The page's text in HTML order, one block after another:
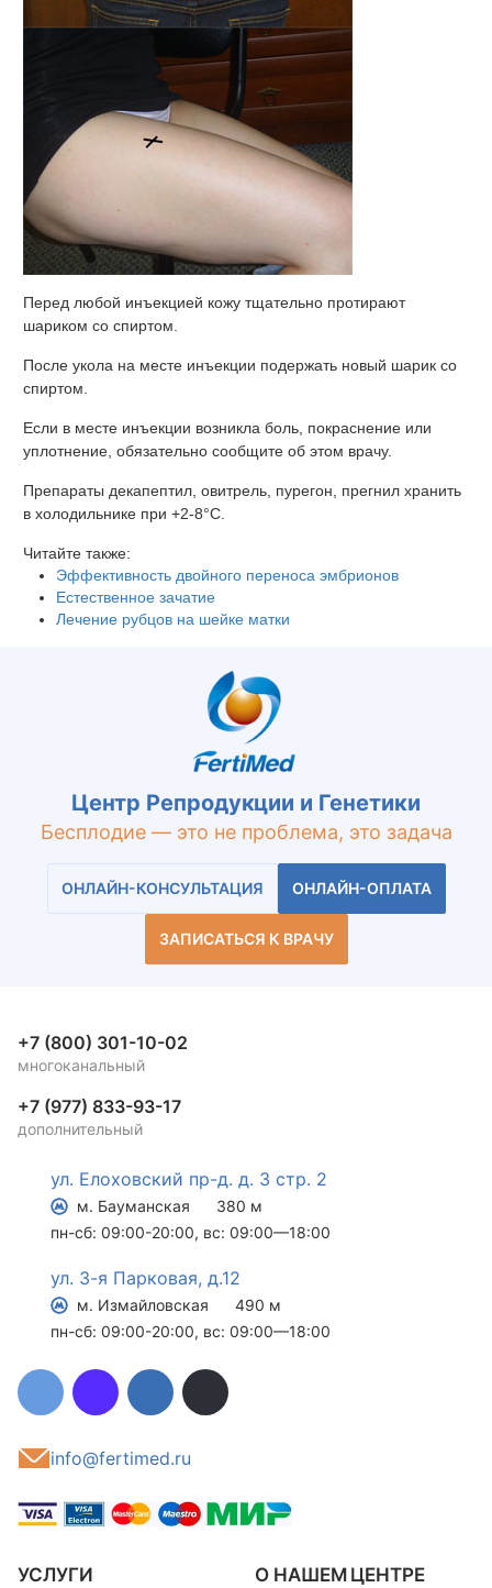
Перед любой инъекцией кожу тщательно протирают
шариком со спиртом.
После укола на месте инъекции подержать новый шарик со
спиртом.
Если в месте инъекции возникла боль, покраснение или
уплотнение, обязательно сообщите об этом врачу.
Препараты декапептил, овитрель, пурегон, прегнил хранить
в холодильнике при +2-8°С.
Читайте также:
Эффективность двойного переноса эмбрионов
Естественное зачатие
Лечение рубцов на шейке матки
Центр Репродукции и Генетики
Бесплодие — это не проблема, это задача
ОНЛАЙН-КОНСУЛЬТАЦИЯ ОНЛАЙН-ОПЛАТА
ЗАПИСАТЬСЯ К ВРАЧУ
+7 (800) 301-10-02
многоканальный
+7 (977) 833-93-17
дополнительный
ул. Елоховский пр-д. д. 3 стр. 2
м. Бауманская
380 м
пн-сб: 09:00-20:00, вс: 09:00—18:00
ул. 3-я Парковая, д.12
м. Измайловская
490 м
пн-сб: 09:00-20:00, вс: 09:00—18:00
info@fertimed.ru
УСЛУГИ
О НАШЕМ ЦЕНТРЕ